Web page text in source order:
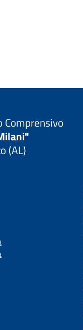
Comprensivo
(AL)